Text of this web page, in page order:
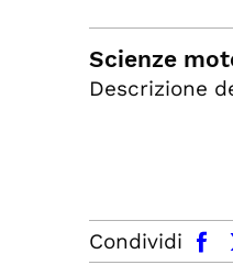
Scienze
Descrizione
Condividi
facebook